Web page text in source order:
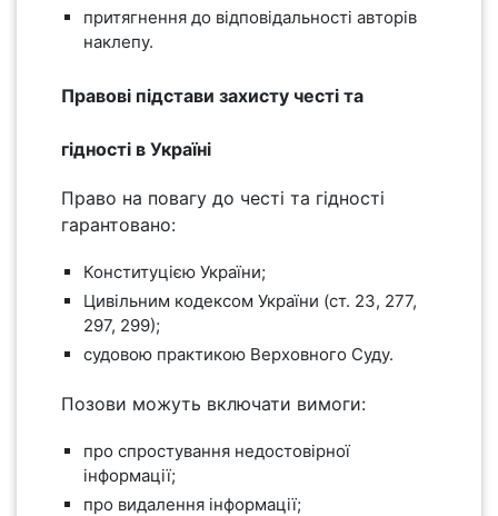
притягнення до відповідальності авторів
наклепу.
Правові підстави захисту честі та
гідності в Україні
Право на повагу до честі та гідності
гарантовано:
Конституцією України;
Цивільним кодексом України (ст. 23, 277,
297, 299);
судовою практикою Верховного Суду.
Позови можуть включати вимоги:
про спростування недостовірної
інформації;
про видалення інформації;